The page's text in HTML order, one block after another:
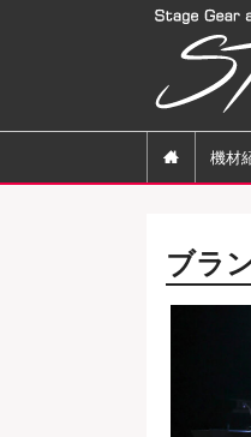
 機材
ブラ